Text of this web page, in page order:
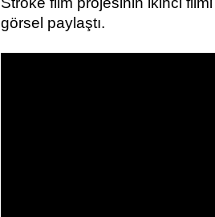
görsel paylaştı.